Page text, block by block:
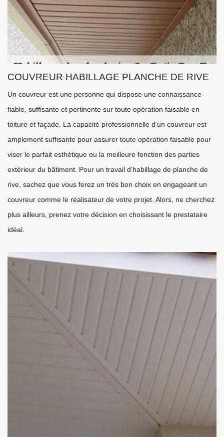
COUVREUR HABILLAGE PLANCHE DE RIVE
Un couvreur est une personne qui dispose une connaissance
fiable, suffisante et pertinente sur toute opération faisable en
toiture et façade. La capacité professionnelle d’un couvreur est
amplement suffisante pour assurer toute opération faisable pour
viser le parfait esthétique ou la meilleure fonction des parties
extérieur du bâtiment. Pour un travail d’habillage de planche de
rive, sachez que vous ferez un très bon choix en engageant un
couvreur comme le réalisateur de votre projet. Alors, ne cherchez
plus ailleurs, prenez votre décision en choisissant le prestataire
idéal.